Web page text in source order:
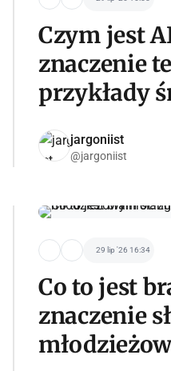
Czym jest
znaczenie
przykłady
jargoniist
@jargoniist
29 lip '26 16:34
Co to jest
znaczenie